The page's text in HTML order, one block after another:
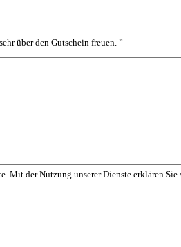
über den Gutschein freuen. ”
Mit der Nutzung unserer Dienste erklären